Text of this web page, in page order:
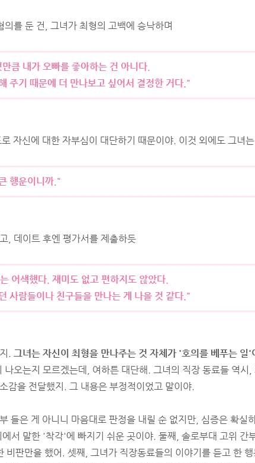
를 둔 건, 그녀가 최형의 고백에 승낙하며
큼 내가 오빠를 좋아하는 건 아니다.
주기 때문에 더 만나보고 싶어서 결정한 거다."
자신에 대한 자부심이 대단하기 때문이야. 이것 외에도 그녀
행운이니까."
, 데이트 후엔 평가서를 제출하듯
어색했다. 재미도 없고 편하지도 않았다.
사람들이나 친구들을 만나는 게 나을 것 같다."
. 그녀는 자신이 최형을 만나주는 것 자체가 '호의를 베푸는 일'
나오는지 모르겠는데, 여하튼 대단해. 그녀의 직장 동료들 역시
감을 전달했지. 그 내용은 부정적이었고 말이야.
들은 게 아니니 마음대로 판정을 내릴 순 없지만, 심증은 확실
서 말한 '착각'에 빠지기 쉬운 곳이야. 둘째, 솔로부대 고위 간
비판만을 했어. 셋째, 그녀가 직장동료들의 이야기를 듣고 한 행